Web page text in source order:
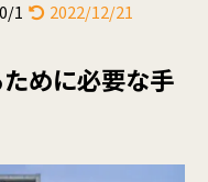
1 2022/12/21
めに必要な手